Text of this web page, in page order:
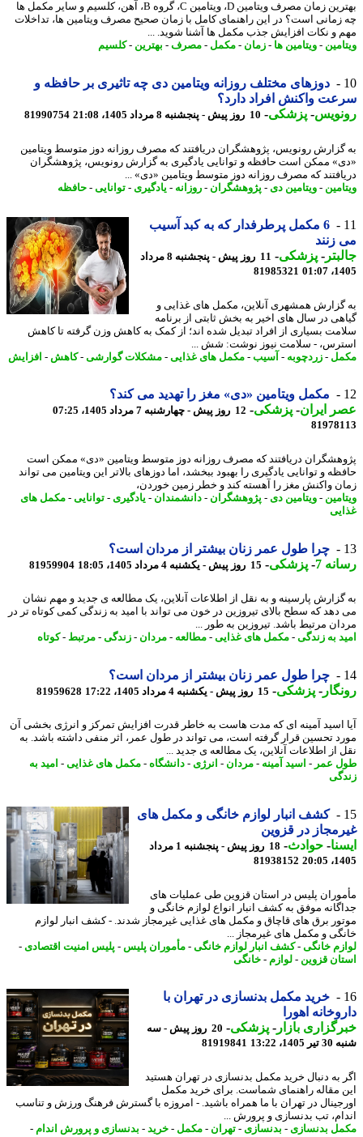
بهترین زمان مصرف ویتامین D، ویتامین C، گروه B، آهن، کلسیم و سایر مکمل ها
است؟ در این راهنمای کامل با زمان صحیح مصرف ویتامین ها، تداخلات
و نکات افزایش جذب مکمل ها آشنا شوید. ...
-ویتامین ها- زمان -مکمل-مصرف- بهترین- کلسیم
دوزهای مختلف روزانه ویتامین دی چه تاثیری بر حافظه و
واکنش افراد دارد؟
-پزشکی-10 روز پیش - پنجشنبه 8 مرداد 1405، 21:08 81990754
رونویس، پژوهشگران دریافتند که مصرف روزانه دوز متوسط ویتامین
ممکن است حافظه و توانایی یادگیری به گزارش رونویس، پژوهشگران
که مصرف روزانه دوز متوسط ویتامین «دی» ...
-ویتامین دی-پژوهشگران- روزانه- یادگیری- توانایی -حافظه
6 مکمل پرطرفدار که به کبد آسیب
زنند
-پزشکی-
11 روز پیش - پنجشنبه 8 مرداد
81985321
همشهری آنلاین، مکمل های غذایی و
در سال های اخیر به بخش ثابتی از برنامه
بسیاری از افراد تبدیل شده اند؛ از کمک به کاهش وزن گرفته تا کاهش
- سلامت نیوز نوشت: شش ...
-زردچوبه-آسیب-مکمل های غذایی- مشکلات گوارشی -کاهش-افزایش
مکمل ویتامین «دی» مغز را تهدید می کند؟
ایران- پزشکی-12 روز پیش - چهارشنبه 7 مرداد 1405، 07:25
دریافتند که مصرف روزانه دوز متوسط ویتامین «دی» ممکن است
و توانایی یادگیری را بهبود ببخشد، اما دوزهای بالاتر این ویتامین می تواند
واکنش مغز را آهسته کند و خطر زمین خوردن،
-ویتامین دی-پژوهشگران- دانشمندان- یادگیری- توانایی -مکمل های
چرا طول عمر زنان بیشتر از مردان است؟
7
-پزشکی-15 روز پیش - یکشنبه 4 مرداد 1405، 18:05 81959904
پارسینه و به نقل از اطلاعات آنلاین، یک مطالعه ی جدید و مهم نشان
که سطح بالای تیروزین در خون می تواند با امید به زندگی کمی کوتاه تر در
مرتبط باشد. تیروزین به طور ...
به زندگی-مکمل های غذایی- مطالعه-مردان - زندگی-مرتبط -کوتاه
چرا طول عمر زنان بیشتر از مردان است؟
-پزشکی-15 روز پیش - یکشنبه 4 مرداد 1405، 17:22 81959628
اسید آمینه ای که مدت هاست به خاطر قدرت افزایش تمرکز و انرژی بخشی آن
تحسین قرار گرفته است، می تواند در طول عمر، اثر منفی داشته باشد. به
از اطلاعات آنلاین، یک مطالعه ی جدید ...
عمر -اسید آمینه -مردان - انرژی-دانشگاه-مکمل های غذایی- امید به
کشف انبار لوازم خانگی و مکمل های
در قزوین
-حوادث -
18 روز پیش - پنجشنبه 1 مرداد
81938152
پلیس در استان قزوین طی عملیات های
موفق به کشف انبار انواع لوازم خانگی و
برق های قاچاق و مکمل های غذایی غیرمجاز شدند. - کشف انبار لوازم
و مکمل های غیرمجاز ...
خانگی-کشف انبار لوازم خانگی-مأموران پلیس-پلیس امنیت اقتصادی-
قزوین -لوازم- خانگی
خرید مکمل بدنسازی در تهران با
اهورا
بازار- پزشکی-
20 روز پیش - سه
13:22
81919841
به دنبال خرید مکمل بدنسازی در تهران هستید
مقاله راهنمای شماست. برای خرید مکمل
در تهران با ما همراه باشید. - امروزه با گسترش فرهنگ ورزش و تناسب
تب بدنسازی و پرورش ...
بدنسازی- بدنسازی- تهران- مکمل-خرید- بدنسازی و پرورش اندام
-